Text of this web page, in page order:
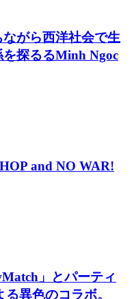
がら西洋社会で生
探るるMinh Ngoc
and NO WAR!
」とパーティ
異色のコラボ。